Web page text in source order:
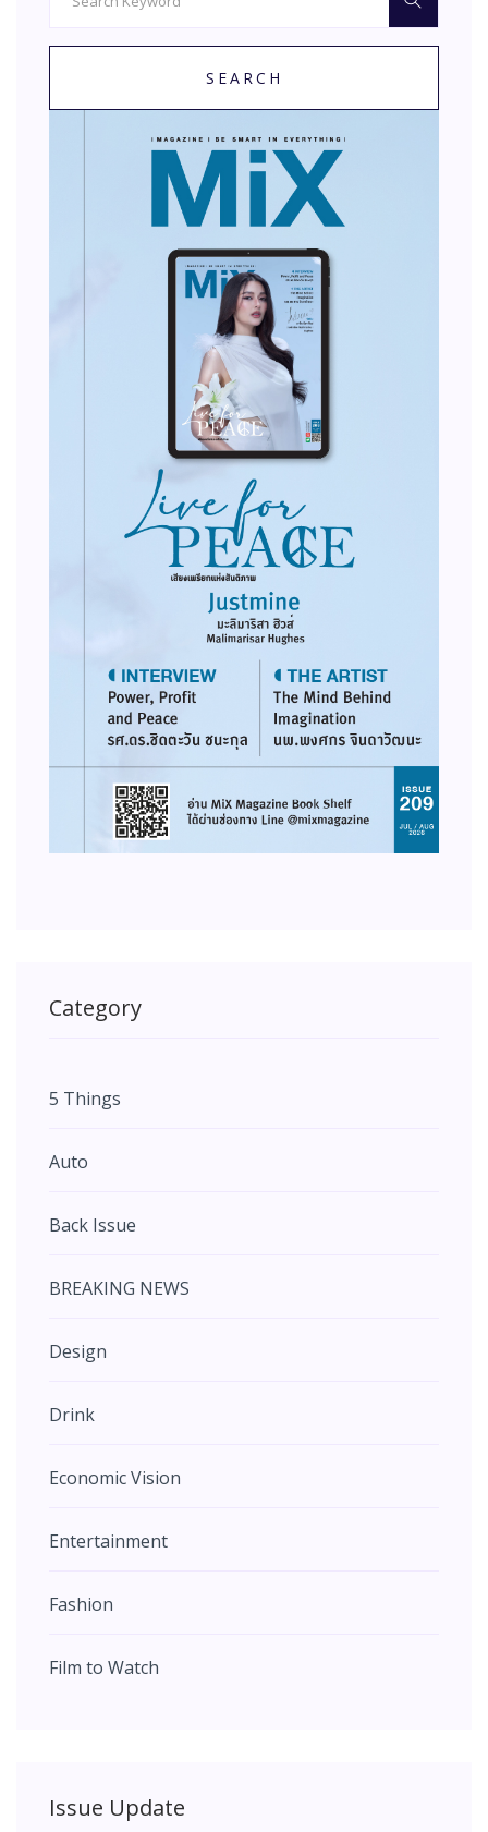
SEARCH
Category
5 Things
Auto
Back Issue
BREAKING NEWS
Design
Drink
Economic Vision
Entertainment
Fashion
Film to Watch
Issue Update